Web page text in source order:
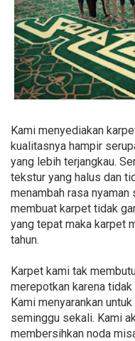
Kami menyediakan
kualitasnya hampir
yang lebih terjangkau.
tekstur yang halus dan
menambah rasa
membuat karpet tidak
yang tepat maka karpet
tahun.
Karpet kami tak
merepotkan karena
Kami menyarankan
seminggu sekali. Kami
membersihkan noda